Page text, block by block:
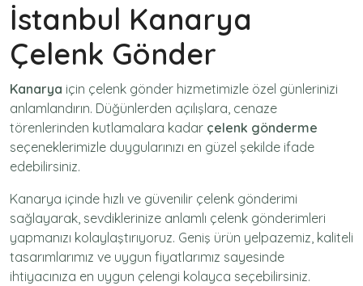
İstanbul Kanarya
Çelenk Gönder
Kanarya için çelenk gönder hizmetimizle özel günlerinizi
anlamlandırın. Düğünlerden açılışlara, cenaze
törenlerinden kutlamalara kadar çelenk gönderme
seçeneklerimizle duygularınızı en güzel şekilde ifade
edebilirsiniz.
Kanarya içinde hızlı ve güvenilir çelenk gönderimi
sağlayarak, sevdiklerinize anlamlı çelenk gönderimleri
yapmanızı kolaylaştırıyoruz. Geniş ürün yelpazemiz, kaliteli
tasarımlarımız ve uygun fiyatlarımız sayesinde
ihtiyacınıza en uygun çelengi kolayca seçebilirsiniz.